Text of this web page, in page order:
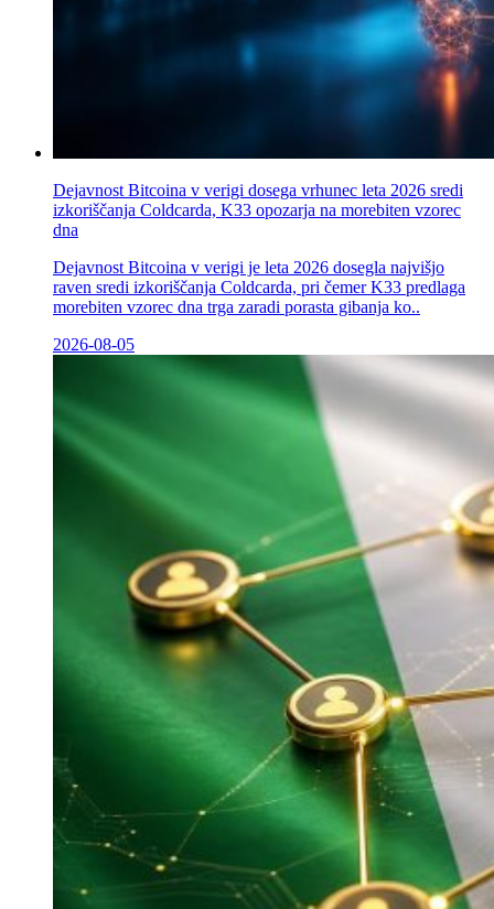
Dejavnost Bitcoina v verigi dosega vrhunec leta 2026 sredi
izkoriščanja Coldcarda, K33 opozarja na morebiten vzorec
dna
Dejavnost Bitcoina v verigi je leta 2026 dosegla najvišjo
raven sredi izkoriščanja Coldcarda, pri čemer K33 predlaga
morebiten vzorec dna trga zaradi porasta gibanja ko..
2026-08-05